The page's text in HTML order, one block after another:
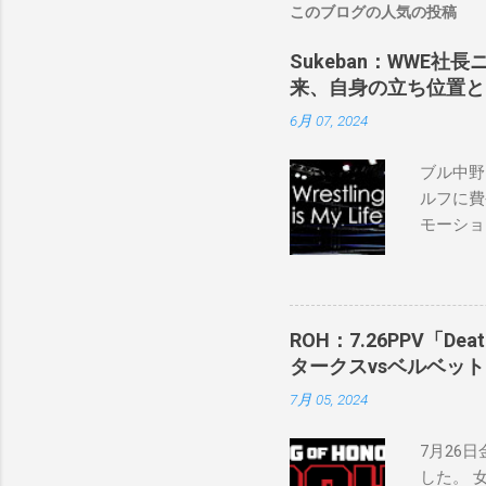
このブログの人気の投稿
Sukeban：WWE社長
来、自身の立ち位置
6月 07, 2024
ブル中
ルフに
モーシ
ランの
バンで
私の好
ように
にタイ
ROH：7.26PPV「
タークスvsベルベッ
7月 05, 2024
7月26日
した。